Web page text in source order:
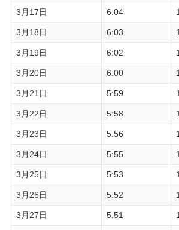
3月17日 6:04
3月18日 6:03
3月19日 6:02
3月20日 6:00
3月21日 5:59
3月22日 5:58
3月23日 5:56
3月24日 5:55
3月25日 5:53
3月26日 5:52
3月27日 5:51